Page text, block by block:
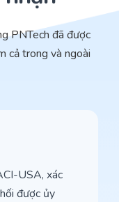
PNTech đã được
cả trong và ngoài
USA, xác
được ủy